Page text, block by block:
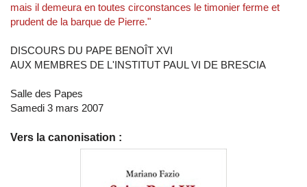
mais il demeura en toutes circonstances le timonier ferme et
prudent de la barque de Pierre."
DISCOURS DU PAPE BENOÎT XVI
AUX MEMBRES DE L'INSTITUT PAUL VI DE BRESCIA
Salle des Papes
Samedi 3 mars 2007
Vers la canonisation :